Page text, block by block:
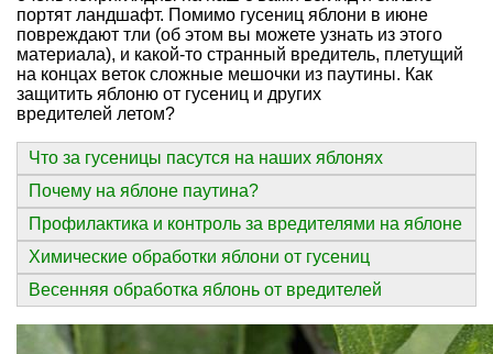
портят ландшафт. Помимо гусениц яблони в июне
повреждают тли (об этом вы можете узнать из этого
материала), и какой-то странный вредитель, плетущий
на концах веток сложные мешочки из паутины. Как
защитить яблоню от гусениц и других
вредителей летом?
Что за гусеницы пасутся на наших яблонях
Почему на яблоне паутина?
Профилактика и контроль за вредителями на яблоне
Химические обработки яблони от гусениц
Весенняя обработка яблонь от вредителей